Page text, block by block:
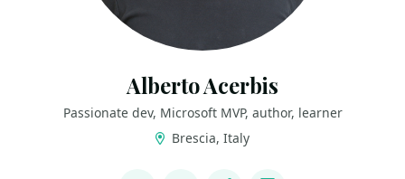
Alberto Acerbis
Passionate dev, Microsoft MVP, author, learner
Brescia, Italy